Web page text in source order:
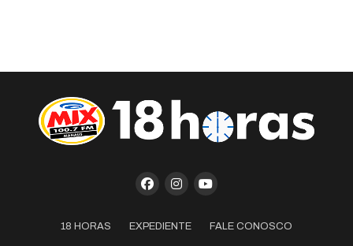
18 HORAS EXPEDIENTE FALE CONOSCO